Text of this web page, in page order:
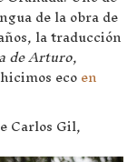
de la obra de
la traducción
de Arturo,
ecoen
Carlos Gil,